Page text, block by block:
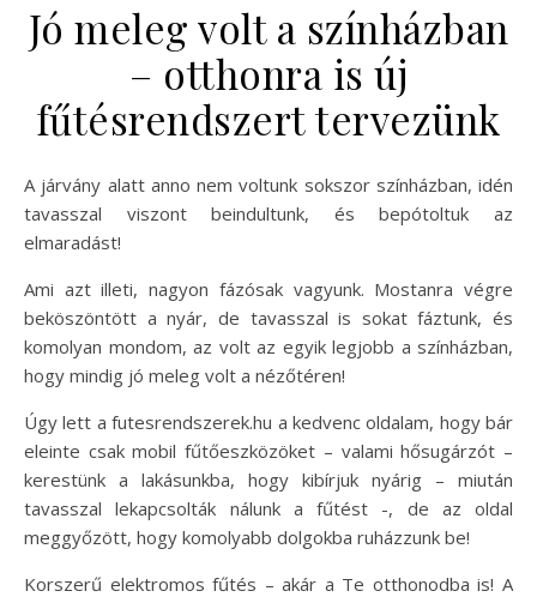
Jó meleg volt a színházban
– otthonra is új
fűtésrendszert tervezünk
A járvány alatt anno nem voltunk sokszor színházban, idén
tavasszal viszont beindultunk, és bepótoltuk az
elmaradást!
Ami azt illeti, nagyon fázósak vagyunk. Mostanra végre
beköszöntött a nyár, de tavasszal is sokat fáztunk, és
komolyan mondom, az volt az egyik legjobb a színházban,
hogy mindig jó meleg volt a nézőtéren!
Úgy lett a futesrendszerek.hu a kedvenc oldalam, hogy bár
eleinte csak mobil fűtőeszközöket – valami hősugárzót –
kerestünk a lakásunkba, hogy kibírjuk nyárig – miután
tavasszal lekapcsolták nálunk a fűtést -, de az oldal
meggyőzött, hogy komolyabb dolgokba ruházzunk be!
Korszerű elektromos fűtés – akár a Te otthonodba is! A